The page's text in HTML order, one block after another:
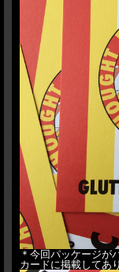
＊今回パッケージが
カードに掲載してあ